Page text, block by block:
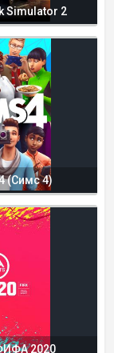
Simulator 2
(Симс 4)
2020